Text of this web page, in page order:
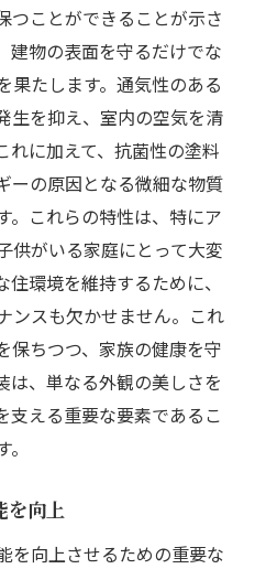
つことができることが示さ
建物の表面を守るだけでな
果たします。通気性のある
生を抑え、室内の空気を清
れに加えて、抗菌性の塗料
ーの原因となる微細な物質
。これらの特性は、特にア
供がいる家庭にとって大変
環境を維持するために、
ンスも欠かせません。これ
保ちつつ、家族の健康を守
は、単なる外観の美しさを
支える重要な要素であるこ
を向上
を向上させるための重要な